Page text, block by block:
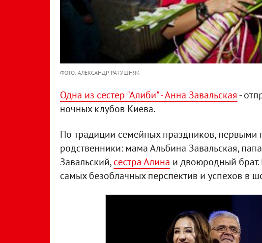
ФОТО: АЛЕКСАНДР РАТУШНЯК
Одна из сестер "Алиби" - Анна Завальская-
ночных клубов Киева.
По традиции семейных праздников, первыми
родственники: мама Альбина Завальская,
Завальский,сестра Алина и двоюродный брат.
самых безоблачных перспектив и успехов в